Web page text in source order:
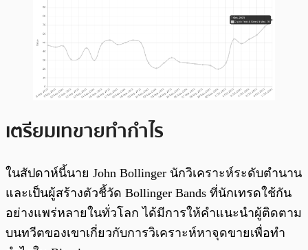
เตรียมเทขายทำกำไร
ในสัปดาห์นี้นาย John Bollinger นักวิเคราะห์ระดับตำนาน
และเป็นผู้สร้างตัวชี้วัด Bollinger Bands ที่นักเทรดใช้กัน
อย่างแพร่หลายในทั่วโลก ได้มีการให้คำแนะนำผู้ติดตาม
บนทวีตของเขาเกี่ยวกับการวิเคราะห์หาจุดขายเพื่อทำ